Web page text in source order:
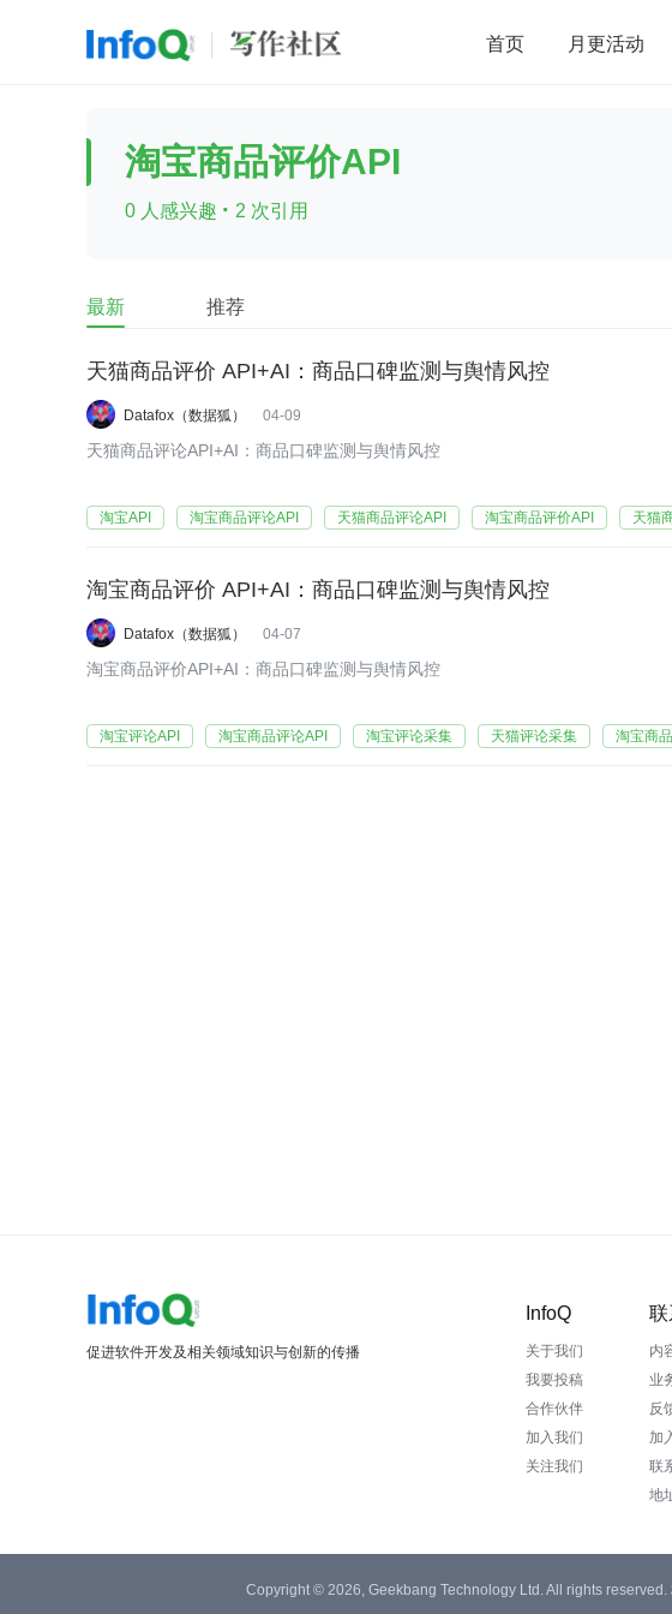
首页 月更活动
前端 AI 大数据
查看更多
淘宝商品评价API
0 人感兴趣 · 2 次引用
最新 推荐
天猫商品评价 API+AI：商品口碑监测与舆情风控
Datafox（数据狐） 04-09
天猫商品评论API+AI：商品口碑监测与舆情风控
淘宝API 淘宝商品评论API 天猫商品评论API 淘宝商品评价API 天猫
淘宝商品评价 API+AI：商品口碑监测与舆情风控
Datafox（数据狐） 04-07
淘宝商品评价API+AI：商品口碑监测与舆情风控
淘宝评论API 淘宝商品评论API 淘宝评论采集 天猫评论采集 淘宝商
促进软件开发及相关领域知识与创新的传播
InfoQ
关于我们
我要投稿
合作伙伴
加入我们
关注我们
联
内
业
反
加
联
地
Copyright © 2026, Geekbang Technology Ltd. All rights reserved.